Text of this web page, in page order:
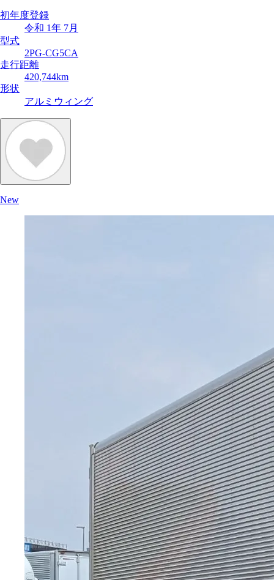
初年度登録
令和 1年 7月
型式
2PG-CG5CA
走行距離
420,744km
形状
アルミウィング
New